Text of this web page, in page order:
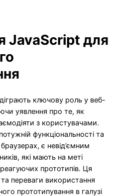
JavaScript для
ключову роль у веб-
уявлення про те, як
з користувачами.
функціональності та
є невід’ємним
які мають на меті
прототипів. Ця
переваги використання
прототипування в галузі